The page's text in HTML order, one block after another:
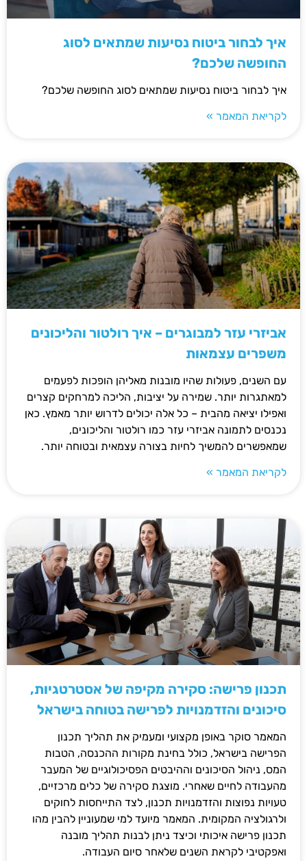
איך לבחור ביטוח נסיעות שמתאים לסוג
החופשה שלכם?
איך לבחור ביטוח נסיעות שמתאים לסוג החופשה שלכם?
לקריאת המאמר »
אביזרי עזר למבוגרים – איך רולטור והליכונים
משפרים עצמאות
עם השנים, פעולות שהיו מובנות מאליהן הופכות לפעמים
למאתגרות יותר. שמירה על יציבות, הליכה למרחקים קצרים
ואפילו יציאה מהבית – כל אלה יכולים לדרוש יותר מאמץ. כאן
נכנסים לתמונה אביזרי עזר כמו רולטור והליכונים,
שמאפשרים להמשיך לחיות בצורה עצמאית ובטוחה יותר.
לקריאת המאמר »
תכנון פרישה: סקירה מקיפה של אסטרטגיות,
סיכונים והזדמנויות לפרישה בטוחה בישראל
המאמר סוקר באופן מקצועי ומעמיק את תהליך תכנון
הפרישה בישראל, כולל בחינת מקורות ההכנסה, הטבות
המס, ניהול הסיכונים וההיבטים הפסיכולוגיים של המעבר
מהעבודה לחיים שאחרי. מוצגת סקירה של כלים מרכזיים,
טעויות נפוצות והזדמנויות תכנון, לצד התייחסות לחוקים
ולרגולציה המקומית. המאמר מיועד למי שמעוניין להבין מהו
תכנון פרישה איכותי וכיצד ניתן לבנות תהליך מובנה
ואפקטיבי לקראת השנים שלאחר סיום העבודה.